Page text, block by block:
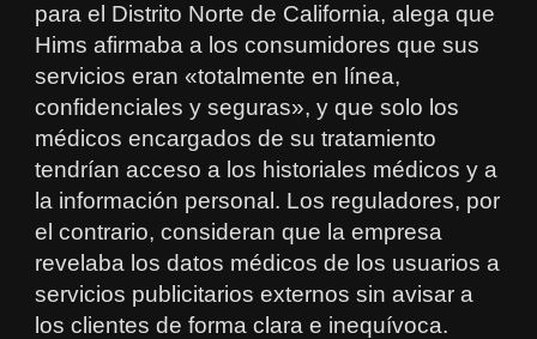
para el Distrito Norte de California, alega que
Hims afirmaba a los consumidores que sus
servicios eran «totalmente en línea,
confidenciales y seguras», y que solo los
médicos encargados de su tratamiento
tendrían acceso a los historiales médicos y a
la información personal. Los reguladores, por
el contrario, consideran que la empresa
revelaba los datos médicos de los usuarios a
servicios publicitarios externos sin avisar a
los clientes de forma clara e inequívoca.